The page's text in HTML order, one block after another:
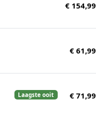
€ 154,99
€ 61,99
Laagste ooit € 71,99